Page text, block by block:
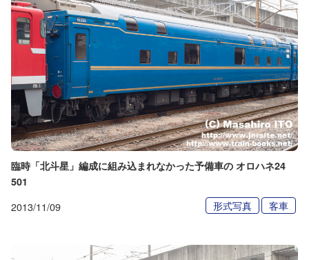
臨時「北斗星」編成に組み込まれなかった予備車の オロハネ24
501
2013/11/09 形式写真 客車